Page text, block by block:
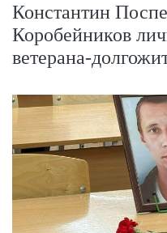
Константин
Коробейников
ветерана-